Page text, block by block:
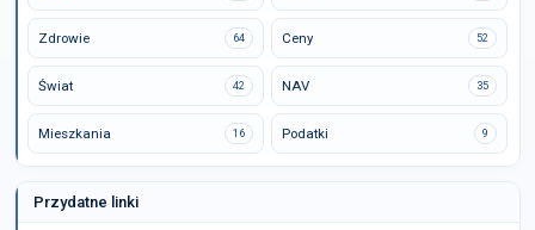
Zdrowie 64 Ceny 52
Świat 42 NAV 35
Mieszkania 16 Podatki 9
Przydatne linki